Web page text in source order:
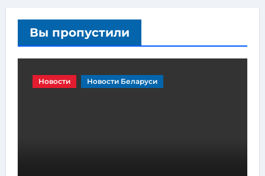
Вы пропустили
Новости Новости Беларуси